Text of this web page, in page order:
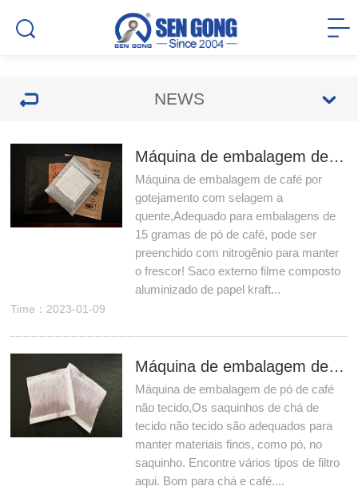
NEWS
Máquina de embalagem de café por gotejamento com selagem a quente
Máquina de embalagem de café por
gotejamento com selagem a
quente,Adequado para embalagens de
15 gramas de pó de café, pode ser
preenchido com nitrogênio para manter
o frescor! Saco externo filme composto
aluminizado de papel kraft...
Time：2023-01-09
Máquina de embalagem de pó de café não tecido
Máquina de embalagem de pó de café
não tecido,Os saquinhos de chá de
tecido não tecido são adequados para
manter materiais finos, como pó, no
saquinho. Encontre vários tipos de filtro
aqui. Bom para chá e café....